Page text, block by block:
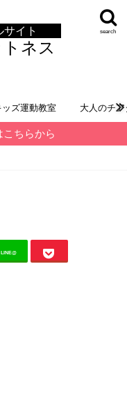
イト
ネス
search
ッズ運動教室 大人のチ
ちらから
LINE@